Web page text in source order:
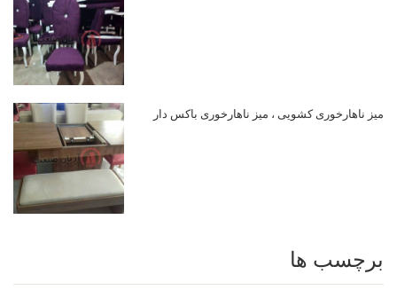
میز ناهارخوری کشویی ، میز ناهارخوری باکس دار
برچسب ها